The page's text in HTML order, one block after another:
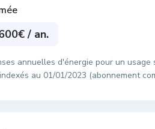
/ an.
annuelles d'énergie pour un
au 01/01/2023 (abonnement